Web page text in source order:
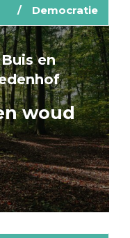
Democratie
en
woud